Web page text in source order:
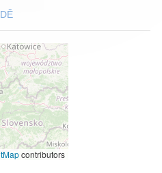
contributors